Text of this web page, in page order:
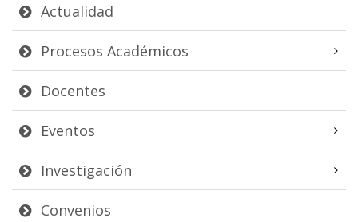
Actualidad
Procesos Académicos
Docentes
Eventos
Investigación
Convenios